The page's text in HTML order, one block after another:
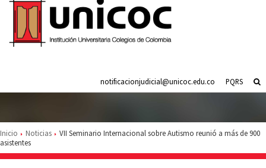
PQRS
notificacionjudicial@unicoc.edu.co
Inicio Noticias
VII Seminario Internacional sobre Autismo reunió a más de 900
asistentes